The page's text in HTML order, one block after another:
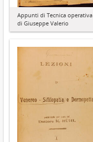
Appunti di Tecnica operativa
di Giuseppe Valerio